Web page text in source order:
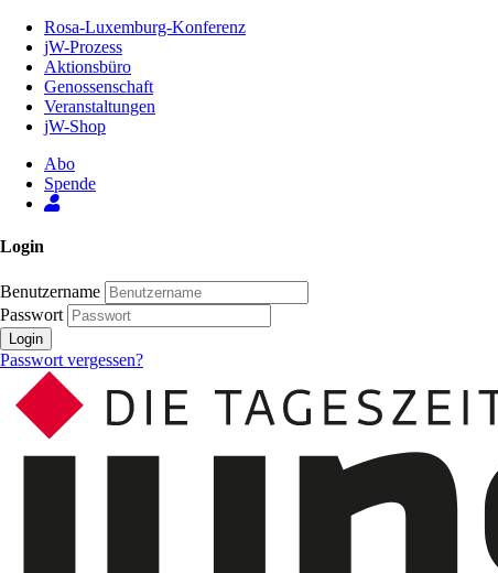
Inhalt
Seite
Rosa-Luxemburg-Konferenz
jW-Prozess
Aktionsbüro
Genossenschaft
Veranstaltungen
jW-Shop
Abo
Spende
Login
Benutzername
Passwort
Login
Passwort vergessen?